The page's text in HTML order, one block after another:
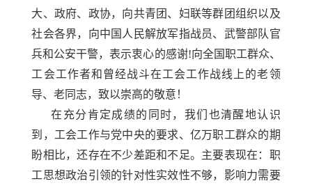
大、政府、政协，向共青团、妇联等群团组织以及
社会各界，向中国人民解放军指战员、武警部队官
兵和公安干警，表示衷心的感谢!向全国职工群众、
工会工作者和曾经战斗在工会工作战线上的老领
导、老同志，致以崇高的敬意！
在充分肯定成绩的同时，我们也清醒地认识
到，工会工作与党中央的要求、亿万职工群众的期
盼相比，还存在不少差距和不足。主要表现在：职
工思想政治引领的针对性实效性不够，影响力需要